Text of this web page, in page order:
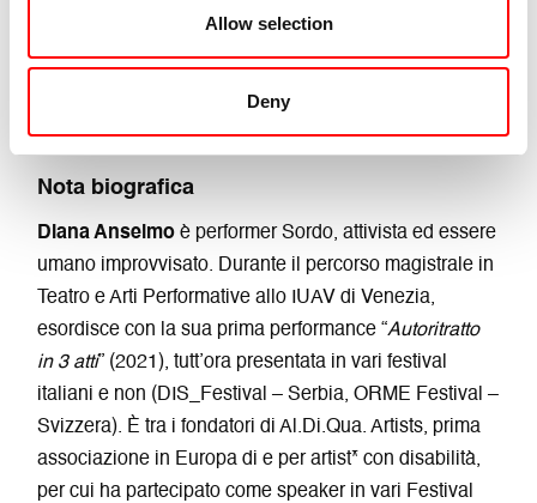
Allow selection
Deny
Occidente Residenze artistiche, PARC – Performing
Arts Research Centre, Centro di Residenza della
Toscana (Armunia – CapoTrave/Kilowatt)
Nota biografica
Diana Anselmo è performer Sordo, attivista ed essere
umano improvvisato. Durante il percorso magistrale in
Teatro e Arti Performative allo IUAV di Venezia,
esordisce con la sua prima performance “Autoritratto
in 3 atti” (2021), tutt’ora presentata in vari festival
italiani e non (DIS_Festival – Serbia, ORME Festival –
Svizzera). È tra i fondatori di Al.Di.Qua. Artists, prima
associazione in Europa di e per artist* con disabilità,
per cui ha partecipato come speaker in vari Festival